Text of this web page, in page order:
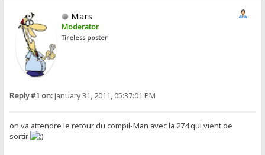
Mars
Moderator
Tireless poster
Reply #1 on:January 31, 2011, 05:37:01 PM
on va attendre le retour du compil-Man avec la 274 qui vient de
sortir